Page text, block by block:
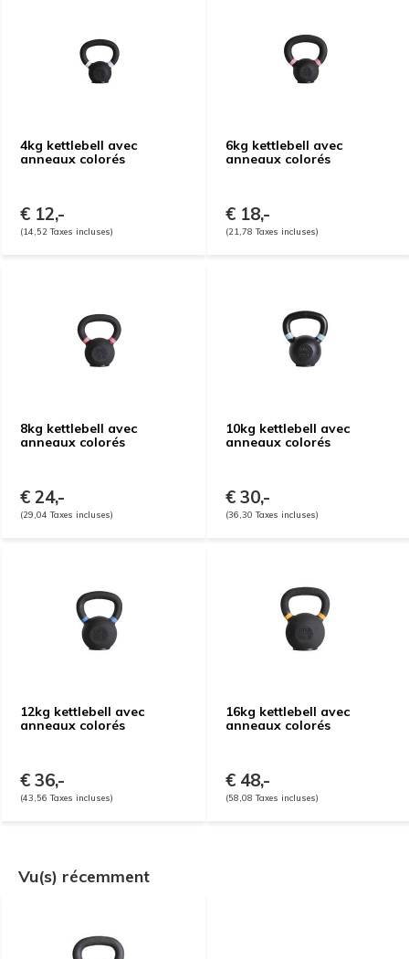
4kg kettlebell avec
anneaux colorés
€ 12,-
(14,52 Taxes incluses)
6kg kettlebell avec
anneaux colorés
€ 18,-
(21,78 Taxes incluses)
8kg kettlebell avec
anneaux colorés
€ 24,-
(29,04 Taxes incluses)
10kg kettlebell avec
anneaux colorés
€ 30,-
(36,30 Taxes incluses)
12kg kettlebell avec
anneaux colorés
€ 36,-
(43,56 Taxes incluses)
16kg kettlebell avec
anneaux colorés
€ 48,-
(58,08 Taxes incluses)
Vu(s) récemment